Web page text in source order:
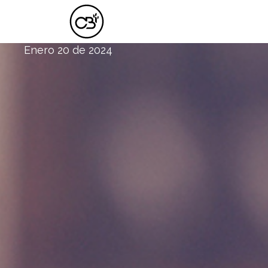
UN LLAMADO A LA UNIDAD EN
Enero 20 de 2024